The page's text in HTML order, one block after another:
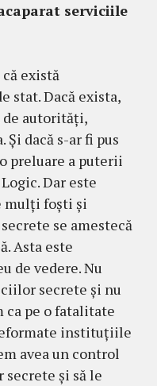
serviciile
există
stat. Dacă exista,
de autorități,
Și dacă s-ar fi pus
preluare a puterii
Dar este
mulți foști și
se amestecă
Asta este
de vedere. Nu
secrete și nu
ca pe o fatalitate
instituțiile
avea un control
și să le